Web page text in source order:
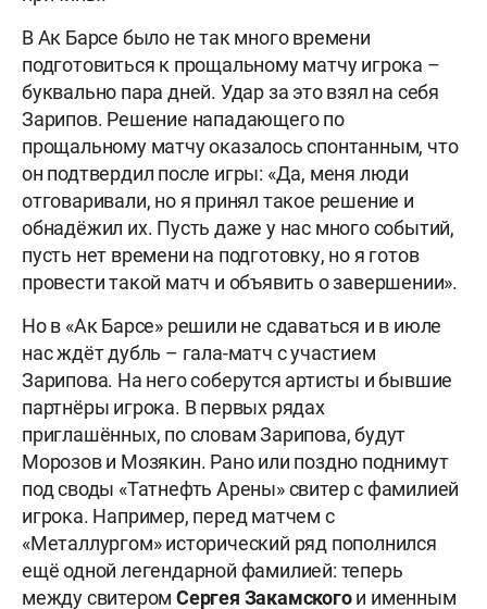
В Ак Барсе было не так много времени
подготовиться к прощальному матчу игрока –
буквально пара дней. Удар за это взял на себя
Зарипов. Решение нападающего по
прощальному матчу оказалось спонтанным, что
он подтвердил после игры: «Да, меня люди
отговаривали, но я принял такое решение и
обнадёжил их. Пусть даже у нас много событий,
пусть нет времени на подготовку, но я готов
провести такой матч и объявить о завершении».
Но в «Ак Барсе» решили не сдаваться и в июле
нас ждёт дубль – гала-матч с участием
Зарипова. На него соберутся артисты и бывшие
партнёры игрока. В первых рядах
приглашённых, по словам Зарипова, будут
Морозов и Мозякин. Рано или поздно поднимут
под своды «Татнефть Арены» свитер с фамилией
игрока. Например, перед матчем с
«Металлургом» исторический ряд пополнился
ещё одной легендарной фамилией: теперь
между свитером Сергея Закамскогои именным